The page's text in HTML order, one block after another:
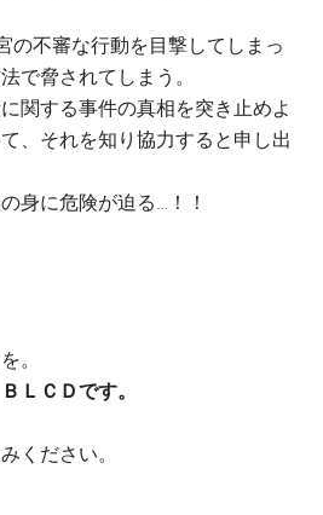
の不審な行動を目撃してしまっ
で脅されてしまう。
関する事件の真相を突き止めよ
、それを知り協力すると申し出
身に危険が迫る…！！
。
ＬＣＤです。
ください。